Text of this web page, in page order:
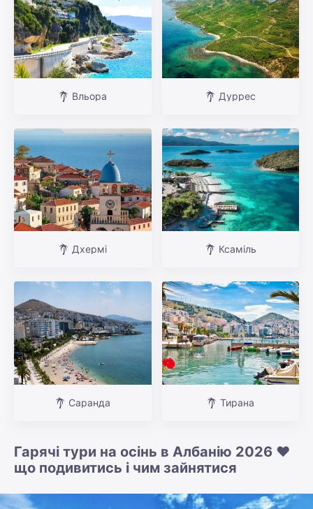
Вльора Дуррес
Дхермі Ксаміль
Саранда Тирана
Гарячі тури на осінь в Албанію 2026 ❤️
що подивитись і чим зайнятися